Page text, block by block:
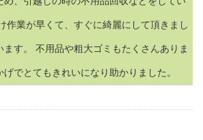
作業が早くて、すぐに綺麗にして頂きまし
ます。 不用品や粗大ゴミもたくさんありま
でとてもきれいになり助かりました。